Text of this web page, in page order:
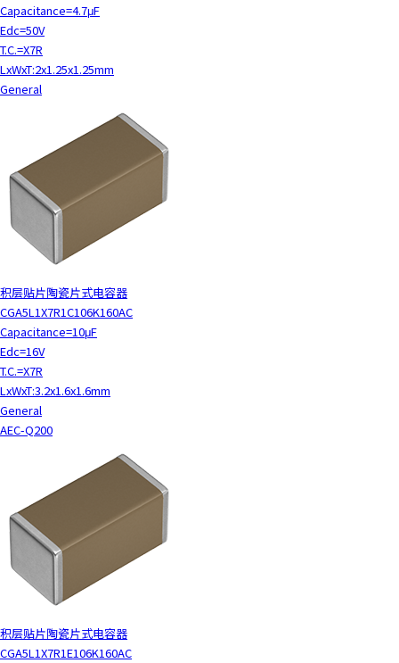
Capacitance=4.7μF
Edc=50V
T.C.=X7R
LxWxT:2x1.25x1.25mm
General
积层贴片陶瓷片式电容器
CGA5L1X7R1C106K160AC
Capacitance=10μF
Edc=16V
T.C.=X7R
LxWxT:3.2x1.6x1.6mm
General
AEC-Q200
积层贴片陶瓷片式电容器
CGA5L1X7R1E106K160AC